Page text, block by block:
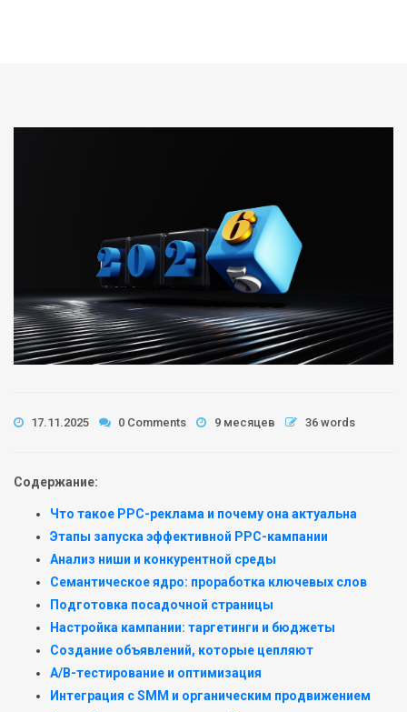
17.11.2025 0 Comments 9 месяцев 36 words
Содержание:
Что такое PPC-реклама и почему она актуальна
Этапы запуска эффективной PPC-кампании
Анализ ниши и конкурентной среды
Семантическое ядро: проработка ключевых слов
Подготовка посадочной страницы
Настройка кампании: таргетинги и бюджеты
Создание объявлений, которые цепляют
A/B-тестирование и оптимизация
Интеграция с SMM и органическим продвижением